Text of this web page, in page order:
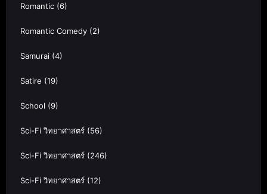
Romantic (6)
Romantic Comedy (2)
Samurai (4)
Satire (19)
School (9)
Sci-Fi วิทยาศาสตร์ (56)
Sci-Fi วิทยาศาสตร์ (246)
Sci-Fi วิทยาศาสตร์ (12)